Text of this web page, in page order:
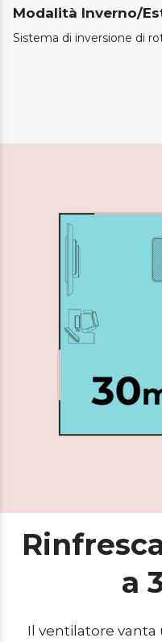
Modalità Inverno/
Sistema di inversione di
a
Il ventilatore